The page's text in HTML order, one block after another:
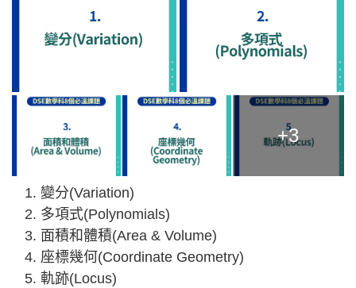
+3
變分(Variation)
多項式(Polynomials)
面積和體積(Area & Volume)
座標幾何(Coordinate Geometry)
軌跡(Locus)